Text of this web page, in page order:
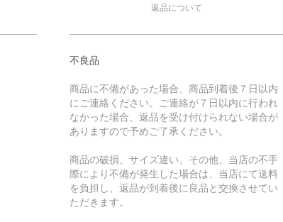
返品について
不良品
商品に不備があった場合、商品到着後７日以内
にご連絡ください。ご連絡が７日以内に行われ
なかった場合、返品を受け付けられない場合が
ありますので予めご了承ください。
商品の破損、サイズ違い、その他、当店の不手
際により不備が発生した場合は、当店にて送料
を負担し、返品が到着後に良品と交換させてい
ただきます。